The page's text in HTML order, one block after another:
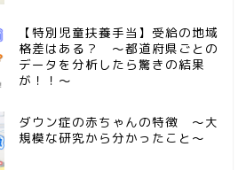
【特別児童扶養手当】受給の地域
格差はある？ 〜都道府県ごとの
データを分析したら驚きの結果
が！！〜
ダウン症の赤ちゃんの特徴 〜大
規模な研究から分かったこと〜